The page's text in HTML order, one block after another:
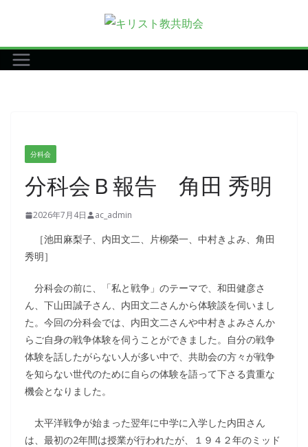
テ
ン
分科会
分科会Ｂ報告 角田 秀明
2026年7月4日 ac_admin
［池田麻梨子、内田文二、片柳榮一、中村きよみ、角田
秀明］
分科会の前に、「私と戦争」のテーマで、和田健彦さ
ん、下山田誠子さん、内田文二さんから体験談を伺いまし
た。今回の分科会では、内田文二さんや中村きよみさんか
らご自身の戦争体験を伺うことができました。自分の戦争
体験を話したがらない人が多い中で、共助会の方々が戦争
を知らない世代のために自らの体験を語って下さる貴重な
機会となりました。
太平洋戦争が始まった翌年に中学に入学した内田さん
は、最初の2年間は授業が行われたが、１９４２年のミッド